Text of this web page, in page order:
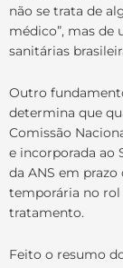
não se trata de
médico”, mas de
sanitárias
Outro
determina que
Comissão
e incorporada ao
da ANS em
temporária no rol
tratamento.
Feito o resumo